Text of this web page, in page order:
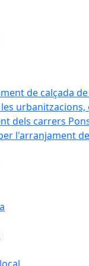
de calçada
dels carrers
l'arranjament